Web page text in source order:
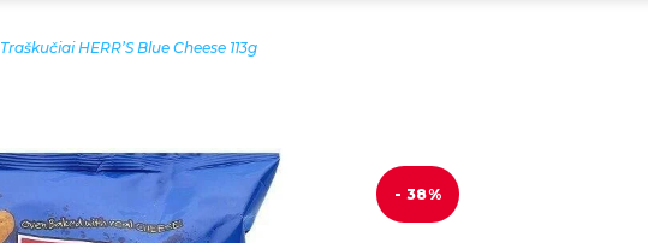
Traškučiai HERR’S Blue Cheese 113g
- 38%